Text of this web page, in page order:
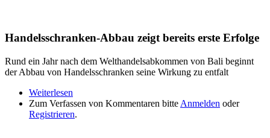
Handelsschranken-Abbau zeigt bereits erste Erfolge
Rund ein Jahr nach dem Welthandelsabkommen von Bali beginnt
der Abbau von Handelsschranken seine Wirkung zu entfalt
Weiterlesen
Erfolge
Zum Verfassen von Kommentaren bitte Anmelden oder
Registrieren.